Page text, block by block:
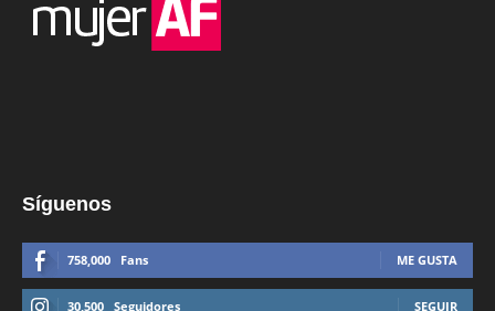
Síguenos
758,000 Fans ME GUSTA
30,500 Seguidores SEGUIR